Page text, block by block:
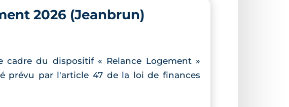
2026 (Jeanbrun)
du dispositif « Relance Logement »
prévu par l'article 47 de la loi de finances